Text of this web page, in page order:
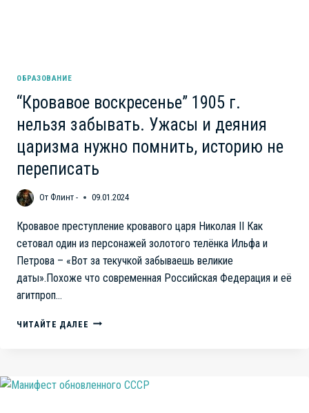
ОБРАЗОВАНИЕ
“Кровавое воскресенье” 1905 г.
нельзя забывать. Ужасы и деяния
царизма нужно помнить, историю не
переписать
От Флинт - 09.01.2024
Кровавое преступление кровавого царя Николая II Как
сетовал один из персонажей золотого телёнка Ильфа и
Петрова – «Вот за текучкой забываешь великие
даты».Похоже что современная Российская Федерация и её
агитпроп…
ЧИТАЙТЕ ДАЛЕЕ “КРОВАВОЕ
ЗАБЫВАТЬ.